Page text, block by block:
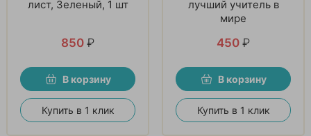
лист, Зеленый, 1 шт
850 ₽
В корзину
Купить в 1 клик
лучший учитель в
мире
450 ₽
В корзину
Купить в 1 клик